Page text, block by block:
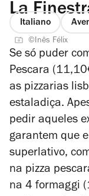
La
Italiano
©Inês Félix
Se só puder
Pescara
as pizzarias
estaladiça.
pedir aqueles
garantem que
superlativo,
na pizza
na 4 formaggi